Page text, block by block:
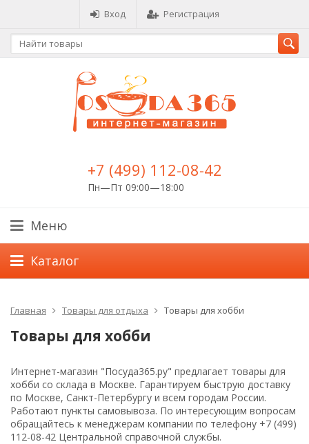
Вход Регистрация
+7 (499) 112-08-42
Пн—Пт 09:00—18:00
Меню
Каталог
Главная Товары для отдыха Товары для хобби
Товары для хобби
Интернет-магазин "Посуда365.ру" предлагает товары для
хобби со склада в Москве. Гарантируем быструю доставку
по Москве, Санкт-Петербургу и всем городам России.
Работают пункты самовывоза. По интересующим вопросам
обращайтесь к менеджерам компании по телефону +7 (499)
112-08-42 Центральной справочной службы.